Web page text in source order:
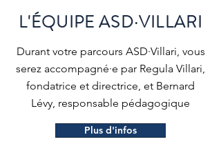
L'ÉQUIPE ASD·VILLARI
Durant votre parcours ASD·Villari, vous
serez accompagné·e par Regula Villari,
fondatrice et directrice, et Bernard
Lévy, responsable pédagogique
Plus d'infos